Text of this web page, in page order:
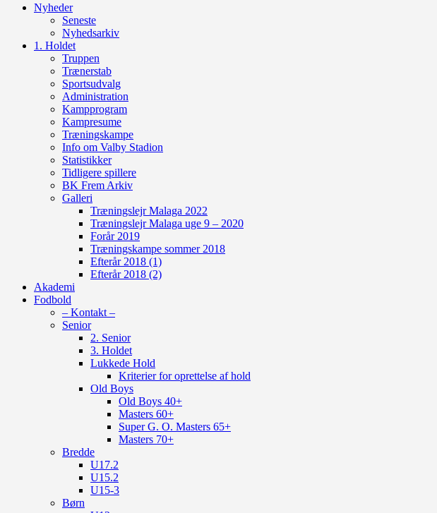
Nyheder
Seneste
Nyhedsarkiv
1. Holdet
Truppen
Trænerstab
Sportsudvalg
Administration
Kampprogram
Kampresume
Træningskampe
Info om Valby Stadion
Statistikker
Tidligere spillere
BK Frem Arkiv
Galleri
Træningslejr Malaga 2022
Træningslejr Malaga uge 9 – 2020
Forår 2019
Træningskampe sommer 2018
Efterår 2018 (1)
Efterår 2018 (2)
Akademi
Fodbold
– Kontakt –
Senior
2. Senior
3. Holdet
Lukkede Hold
Kriterier for oprettelse af hold
Old Boys
Old Boys 40+
Masters 60+
Super G. O. Masters 65+
Masters 70+
Bredde
U17.2
U15.2
U15-3
Børn